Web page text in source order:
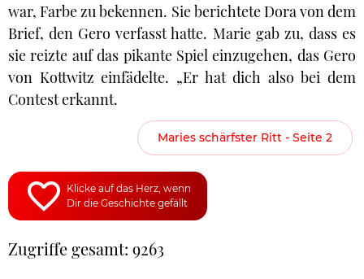
war, Farbe zu bekennen. Sie berichtete Dora von dem
Brief, den Gero verfasst hatte. Marie gab zu, dass es
sie reizte auf das pikante Spiel einzugehen, das Gero
von Kottwitz einfädelte. „Er hat dich also bei dem
Contest erkannt.
Maries schärfster Ritt - Seite 2
Klicke auf das Herz, wenn
Dir die Geschichte gefällt
Zugriffe gesamt: 9263